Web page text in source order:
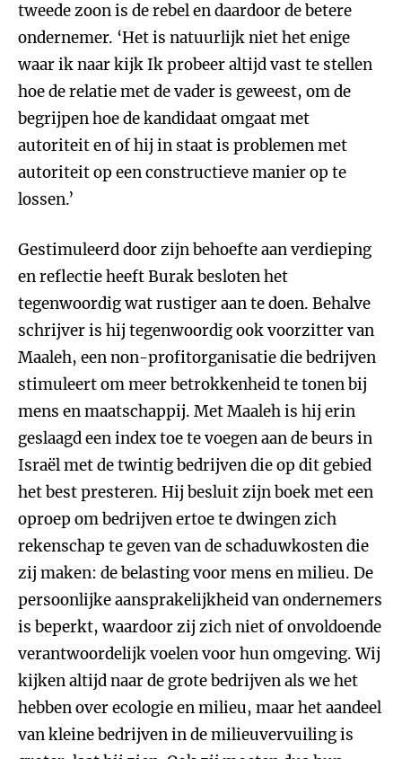
tweede zoon is de rebel en daardoor de betere
ondernemer. ‘Het is natuurlijk niet het enige
waar ik naar kijk Ik probeer altijd vast te stellen
hoe de relatie met de vader is geweest, om de
begrijpen hoe de kandidaat omgaat met
autoriteit en of hij in staat is problemen met
autoriteit op een constructieve manier op te
lossen.’
Gestimuleerd door zijn behoefte aan verdieping
en reflectie heeft Burak besloten het
tegenwoordig wat rustiger aan te doen. Behalve
schrijver is hij tegenwoordig ook voorzitter van
Maaleh, een non-profitorganisatie die bedrijven
stimuleert om meer betrokkenheid te tonen bij
mens en maatschappij. Met Maaleh is hij erin
geslaagd een index toe te voegen aan de beurs in
Israël met de twintig bedrijven die op dit gebied
het best presteren. Hij besluit zijn boek met een
oproep om bedrijven ertoe te dwingen zich
rekenschap te geven van de schaduwkosten die
zij maken: de belasting voor mens en milieu. De
persoonlijke aansprakelijkheid van ondernemers
is beperkt, waardoor zij zich niet of onvoldoende
verantwoordelijk voelen voor hun omgeving. Wij
kijken altijd naar de grote bedrijven als we het
hebben over ecologie en milieu, maar het aandeel
van kleine bedrijven in de milieuvervuiling is